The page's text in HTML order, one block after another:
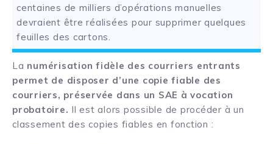
centaines de milliers d’opérations manuelles
devraient être réalisées pour supprimer quelques
feuilles des cartons.
La numérisation fidèle des courriers entrants
permet de disposer d’une copie fiable des
courriers, préservée dans un SAE à vocation
probatoire. Il est alors possible de procéder à un
classement des copies fiables en fonction :